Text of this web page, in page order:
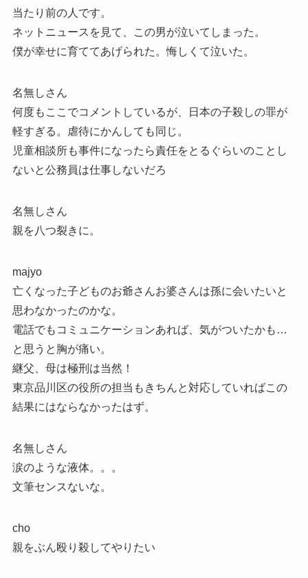
当たり前の人です。
ネットニュースを見て、この男が泣いてしまった。
僕が幸せに育ててあげられた。悔しくて泣いた。
名無しさん
何度もここでコメントしているが、日本の子殺しの罪が
軽すぎる。虐待にかんしても同じ。
児童相談所も事件になったら責任をとるぐらいのことし
ないと公務員は仕事しないだろ
名無しさん
親を八つ裂きに。
majyo
亡くなった子どものお爺さんお婆さんは孫に会いたいと
思わなかったのかな。
電話でもコミュニケーションあれば、気がついたかも…
と思うと胸が痛い。
継父、母は極刑は当然！
東京品川区の役所の担当もきちんと対応していればこの
結果にはならなかったはず。
名無しさん
涙のような液体。。。
文筆センスないな。
cho
親をぶん殴り殺してやりたい